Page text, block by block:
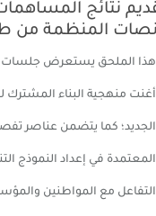
المساهمات
من طرف
يستعرض جلسات الإنصات
البناء المشترك للجنة
يتضمن عناصر تفصيلية حول
إعداد النموذج التنموي
المواطنين والمؤسسات.